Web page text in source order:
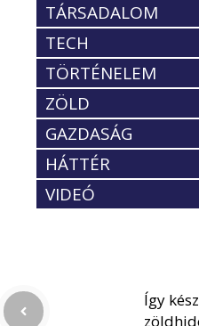
TÁRSADALOM
TECH
TÖRTÉNELEM
ZÖLD
GAZDASÁG
HÁTTÉR
VIDEÓ
Így